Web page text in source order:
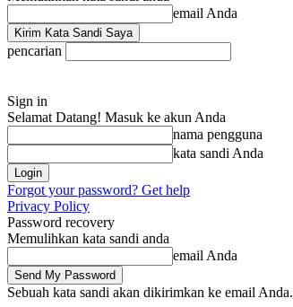
email Anda
pencarian
Sign in
Selamat Datang! Masuk ke akun Anda
nama pengguna
kata sandi Anda
Forgot your password? Get help
Privacy Policy
Password recovery
Memulihkan kata sandi anda
email Anda
Sebuah kata sandi akan dikirimkan ke email Anda.